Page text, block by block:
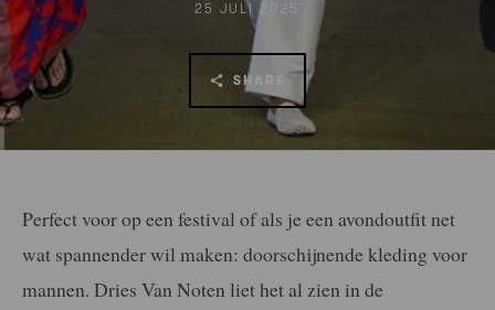
25 JULI 2025
SHARE
Perfect voor op een festival of als je een avondoutfit net
wat spannender wil maken: doorschijnende kleding voor
mannen. Dries Van Noten liet het al zien in de